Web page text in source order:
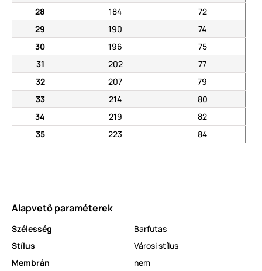
28 184
72
29
190
74
30
196
75
31
202
77
32
207
79
33
214
80
34
219
82
35
223 84
Alapvető paraméterek
Szélesség
Barfutas
Stílus
Városi stílus
Membrán
nem